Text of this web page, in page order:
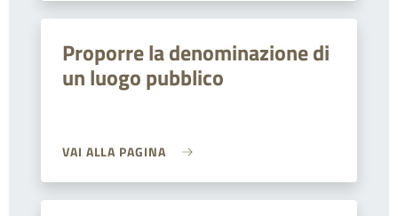
Proporre la denominazione di
un luogo pubblico
VAI ALLA PAGINA